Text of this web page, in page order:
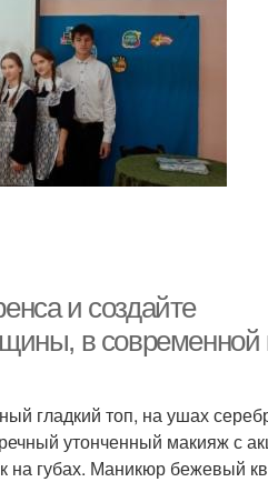
и создайте
в
гладкий топ, на ушах
утонченный макияж с
на губах. Маникюр бежевый